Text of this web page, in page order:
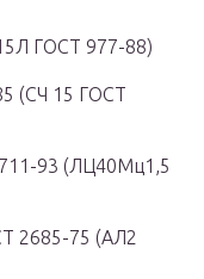
ГОСТ 977-88)
(СЧ 15 ГОСТ
93 (ЛЦ40Мц1,5
2685-75 (АЛ2